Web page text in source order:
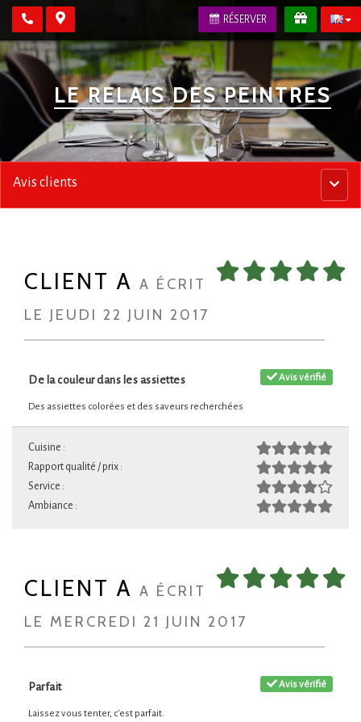
RÉSERVER
LE RELAIS DES PEINTRES
Menu
Avis clients
CLIENT A A ÉCRIT
LE JEUDI 22 JUIN 2017
Avis vérifié
De la couleur dans les assiettes
Des assiettes colorées et des saveurs recherchées
Cuisine :
Rapport qualité / prix :
Service :
Ambiance :
CLIENT A A ÉCRIT
LE MERCREDI 21 JUIN 2017
Avis vérifié
Parfait
Laissez vous tenter, c'est parfait.